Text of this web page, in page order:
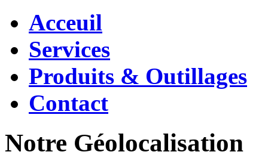
Acceuil
Services
Produits & Outillages
Contact
Notre Géolocalisation